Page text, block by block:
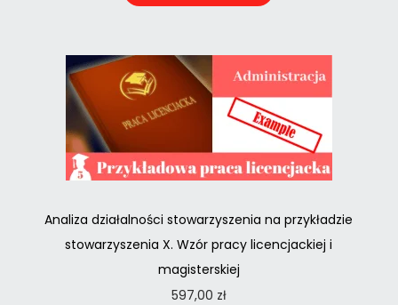
Analiza działalności stowarzyszenia na przykładzie
stowarzyszenia X. Wzór pracy licencjackiej i
magisterskiej
597,00 zł